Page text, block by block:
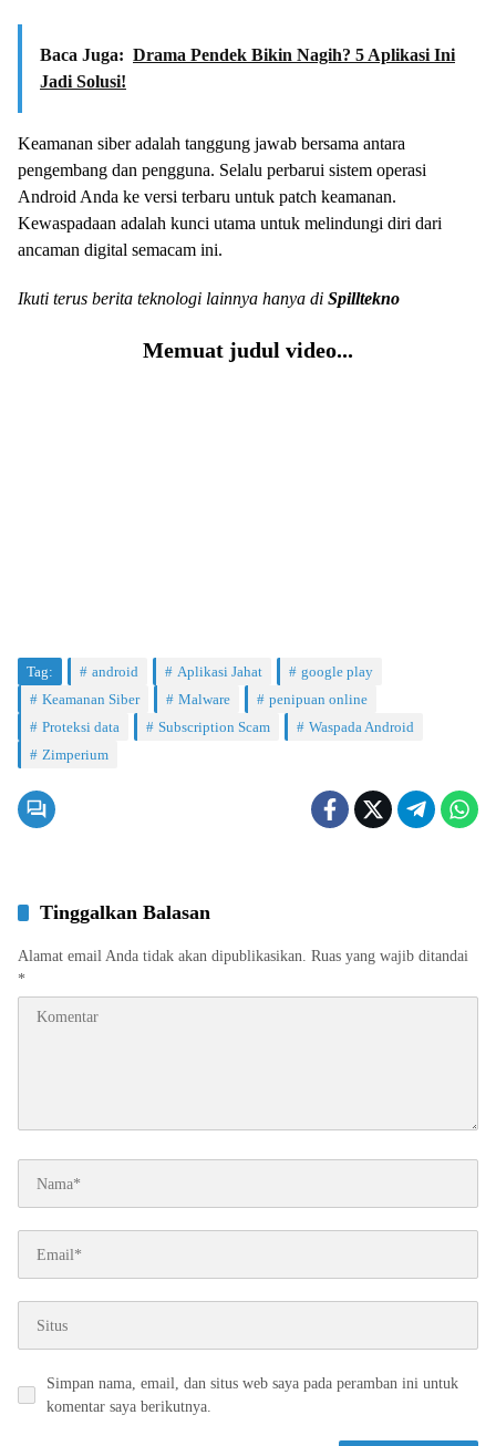
Baca Juga: Drama Pendek Bikin Nagih? 5 Aplikasi Ini
Jadi Solusi!
Keamanan siber adalah tanggung jawab bersama antara
pengembang dan pengguna. Selalu perbarui sistem operasi
Android Anda ke versi terbaru untuk patch keamanan.
Kewaspadaan adalah kunci utama untuk melindungi diri dari
ancaman digital semacam ini.
Ikuti terus berita teknologi lainnya hanya di Spilltekno
Memuat judul video...
Tag: android Aplikasi Jahat
google play
Keamanan Siber
Malware
penipuan online
Proteksi data
Subscription Scam
Waspada Android
Zimperium
Tinggalkan Balasan
Alamat email Anda tidak akan dipublikasikan. Ruas yang wajib ditandai
*
Simpan nama, email, dan situs web saya pada peramban ini untuk
komentar saya berikutnya.